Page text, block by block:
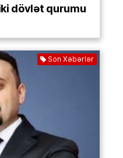
dövlət qurumu
Son Xəbərlər